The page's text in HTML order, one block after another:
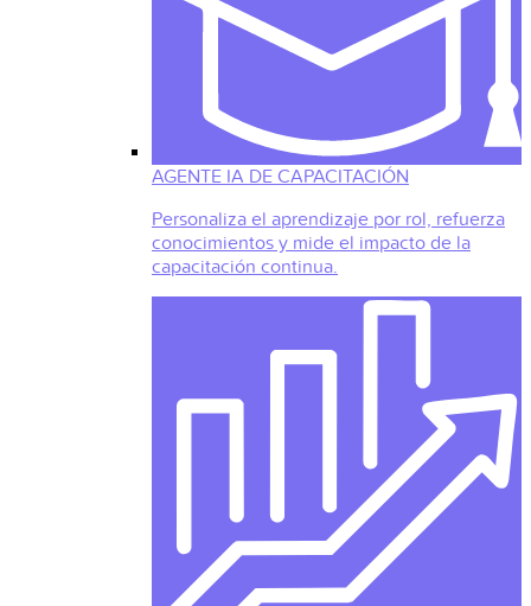
AGENTE IA DE CAPACITACIÓN
Personaliza el aprendizaje por rol, refuerza
conocimientos y mide el impacto de la
capacitación continua.